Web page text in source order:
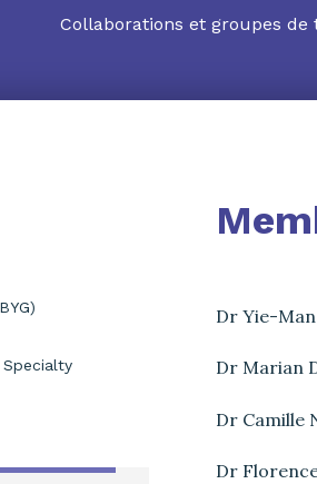
Collaborations et groupes de
Specialty
Dr Yie-
Dr Marian
Dr Camille
Dr